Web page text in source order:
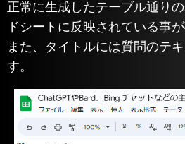
正常に生成したテーブル通り
ドシートに反映されている事
また、タイトルには質問のテ
す。